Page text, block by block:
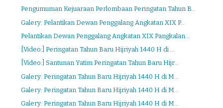
Pengumuman Kejuaraan Perlombaan Peringatan Tahun B...
Galery: Pelantikan Dewan Penggalang Angkatan XIX P...
Pelantikan Dewan Penggalang Angkatan XIX Pangkalan...
[Video:] Peringatan Tahun Baru Hijriyah 1440 H di ...
[Video:] Santunan Yatim Peringatan Tahun Baru Hijr...
Galery: Peringatan Tahun Baru Hijriyah 1440 H di M...
Galery: Peringatan Tahun Baru Hijriyah 1440 H di M...
Galery: Peringatan Tahun Baru Hijriyah 1440 H di M...